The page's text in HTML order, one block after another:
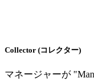
Collector (コレクター)
マネージャーが